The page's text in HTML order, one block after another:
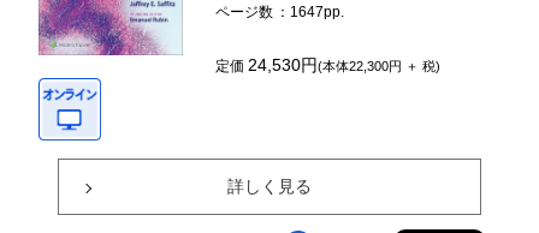
ページ数 ：1647pp.
定価24,530円(本体22,300円 ＋ 税)
詳しく見る